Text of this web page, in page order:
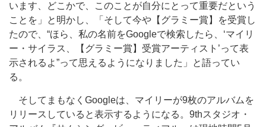
います、どこかで、このことが自分にとって重要だという
ことを」と明かし、「そして今や【グラミー賞】を受賞し
たので、“ほら、私の名前をGoogleで検索したら、‘マイリ
ー・サイラス、【グラミー賞】受賞アーティスト’って表
示されるよ”って思えるようになりました」と語ってい
る。
そしてまもなくGoogleは、マイリーが9枚のアルバムを
リリースしていると表示するようになる。9thスタジオ・